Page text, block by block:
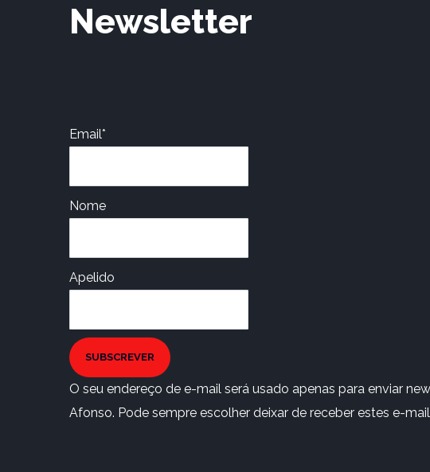
Newsletter
Email*
Nome
Apelido
SUBSCREVER
O seu endereço de e-mail será usado apenas para enviar
Afonso. Pode sempre escolher deixar de receber estes e-